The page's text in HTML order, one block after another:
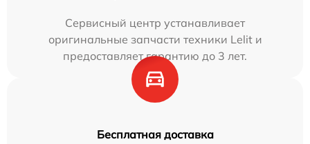
Сервисный центр устанавливает
оригинальные запчасти техники Lelit и
предоставляет гарантию до 3 лет.
Бесплатная доставка